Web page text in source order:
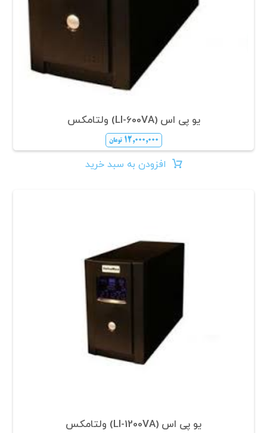
یو پی اس (LI-600VA) ولتامکس
۱۲,۰۰۰,۰۰۰ تومان
افزودن به سبد خرید
یو پی اس (LI-1200VA) ولتامکس